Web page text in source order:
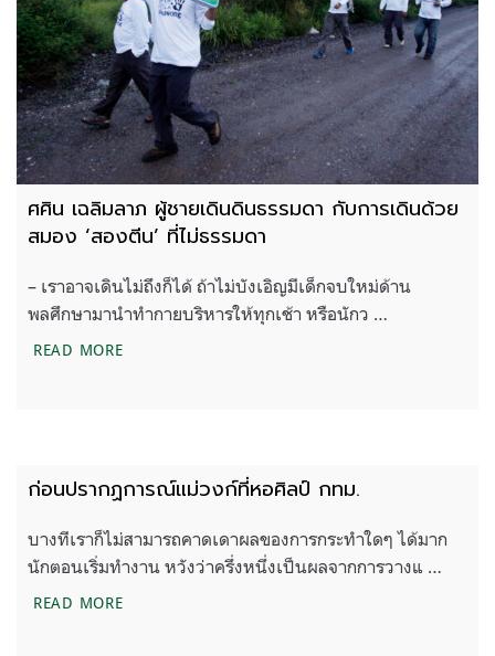
ศศิน เฉลิมลาภ ผู้ชายเดินดินธรรมดา กับการเดินด้วย
สมอง ‘สองตีน’ ที่ไม่ธรรมดา
– เราอาจเดินไม่ถึงก็ได้ ถ้าไม่บังเอิญมีเด็กจบใหม่ด้าน
พลศึกษามานำทำกายบริหารให้ทุกเช้า หรือนักว …
READ MOREศศิน เฉลิมลาภ ผู้ชายเดินดินธรรมดา กับการเดินด้วยส
ก่อนปรากฏการณ์แม่วงก์ที่หอศิลป์ กทม.
บางทีเราก็ไม่สามารถคาดเดาผลของการกระทําใดๆ ได้มาก
นักตอนเริ่มทํางาน หวังว่าครึ่งหนึ่งเป็นผลจากการวางแ …
READ MOREก่อนปรากฏการณ์แม่วงก์ที่หอศิลป์ กทม.